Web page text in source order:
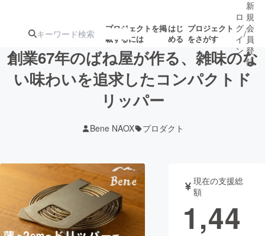
プロジェクトを掲
載するには
はじ
める
プロジェクト
をさがす
注目の新着プロ募集終了が近いプ
テクノロジー・ガジェット
映像・映画 書籍・雑誌
ロ
グ
イ
ン
/
新
規
会
員
登
録
創業67年のばね屋が作る、雑味のな
い味わいを追求したコンパクトド
リッパー
Bene NAOX プロダクト
現在の支援総
額
1,44